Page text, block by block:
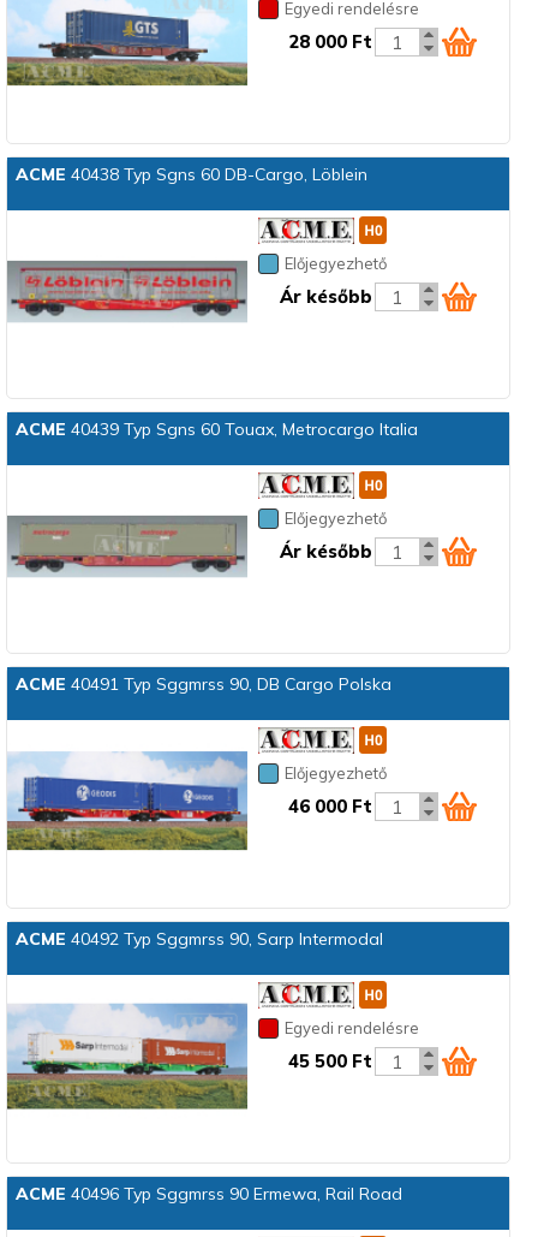
Egyedi rendelésre
28 000 Ft
ACME 40438 Typ Sgns 60 DB-Cargo, Löblein
Előjegyezhető
Ár később
ACME 40439 Typ Sgns 60 Touax, Metrocargo Italia
Előjegyezhető
Ár később
ACME 40491 Typ Sggmrss 90, DB Cargo Polska
Előjegyezhető
46 000 Ft
ACME 40492 Typ Sggmrss 90, Sarp Intermodal
Egyedi rendelésre
45 500 Ft
ACME 40496 Typ Sggmrss 90 Ermewa, Rail Road